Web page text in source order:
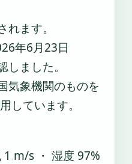
ます。
年6月23日
ました。
気象機関のものを
しています。
1 m/s ・ 湿度 97%